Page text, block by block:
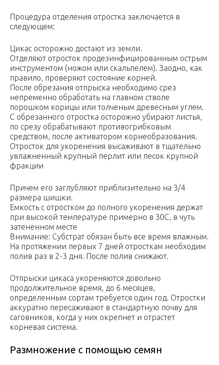
Процедура отделения отростка заключается в
следующем:
Цикас осторожно достают из земли.
Отделяют отросток продезинфицированным острым
инструментом (ножом или скальпелем). Заодно, как
правило, проверяют состояние корней.
После обрезания отпрыска необходимо срез
непременно обработать на главном стволе
порошком корицы или толченым древесным углем.
С обрезанного отростка осторожно убирают листья,
по срезу обрабатывают противогрибковым
средством, после активатором корнеобразования.
Отросток для укоренения высаживают в тщательно
увлажненный крупный перлит или песок крупной
фракции
Причем его заглубляют приблизительно на 3/4
размера шишки.
Емкость с отростком до полного укоренения держат
при высокой температуре примерно в 30С, в чуть
затененном месте
Внимание: Субстрат обязан быть все время влажным.
На протяжении первых 7 дней отросткам необходим
полив раз в 2-3 дня. После полив снижают.
Отпрыски цикаса укореняются довольно
продолжительное время, до 6 месяцев,
определенным сортам требуется один год. Отростки
аккуратно пересаживают в стандартную почву для
саговников, когда у них окрепнет и отрастет
корневая система.
Размножение с помощью семян